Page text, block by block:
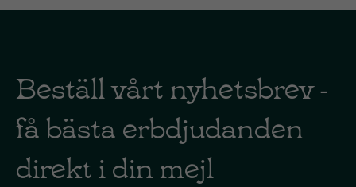
Beställ vårt nyhetsbrev -
få bästa erbdjudanden
direkt i din mejl